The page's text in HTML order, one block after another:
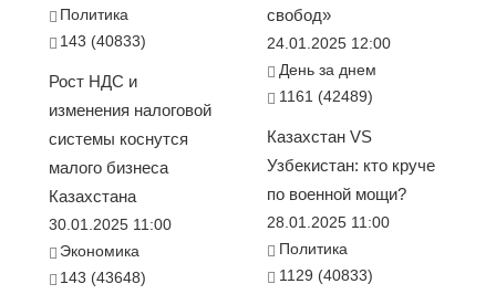
Политика
143 (40833)
Рост НДС и
изменения налоговой
системы коснутся
малого бизнеса
Казахстана
30.01.2025 11:00
Экономика
143 (43648)
свобод»
24.01.2025 12:00
День за днем
1161 (42489)
Казахстан VS
Узбекистан: кто круче
по военной мощи?
28.01.2025 11:00
Политика
1129 (40833)